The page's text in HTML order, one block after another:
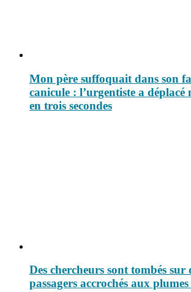
Mon père suffoquait dans son
canicule : l’urgentiste a
en trois secondes
Des chercheurs sont tombés sur
passagers accrochés aux